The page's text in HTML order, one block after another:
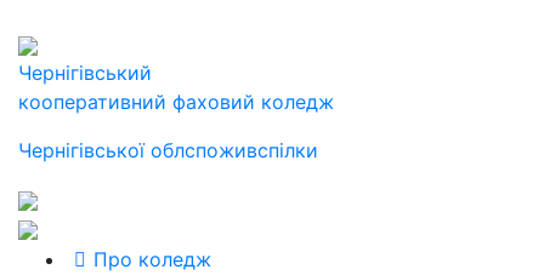
Чернігівський
кооперативний фаховий коледж
Чернігівської облспоживспілки
Про коледж